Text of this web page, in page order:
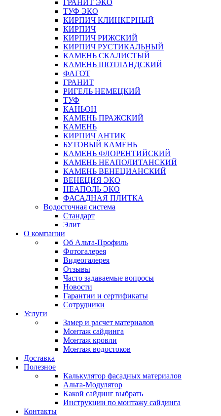
ГРАНИТ ЭКО
ТУФ ЭКО
КИРПИЧ КЛИНКЕРНЫЙ
КИРПИЧ
КИРПИЧ РИЖСКИЙ
КИРПИЧ РУСТИКАЛЬНЫЙ
КАМЕНЬ СКАЛИСТЫЙ
КАМЕНЬ ШОТЛАНДСКИЙ
ФАГОТ
ГРАНИТ
РИГЕЛЬ НЕМЕЦКИЙ
ТУФ
КАНЬОН
КАМЕНЬ ПРАЖСКИЙ
КАМЕНЬ
КИРПИЧ АНТИК
БУТОВЫЙ КАМЕНЬ
КАМЕНЬ ФЛОРЕНТИЙСКИЙ
КАМЕНЬ НЕАПОЛИТАНСКИЙ
КАМЕНЬ ВЕНЕЦИАНСКИЙ
ВЕНЕЦИЯ ЭКО
НЕАПОЛЬ ЭКО
ФАСАДНАЯ ПЛИТКА
Водосточная система
Стандарт
Элит
О компании
Об Альта-Профиль
Фотогалерея
Видеогалерея
Отзывы
Часто задаваемые вопросы
Новости
Гарантии и сертификаты
Сотрудники
Услуги
Замер и расчет материалов
Монтаж сайдинга
Монтаж кровли
Монтаж водостоков
Доставка
Полезное
Калькулятор фасадных материалов
Альта-Модулятор
Какой сайдинг выбрать
Инструкции по монтажу сайдинга
Контакты